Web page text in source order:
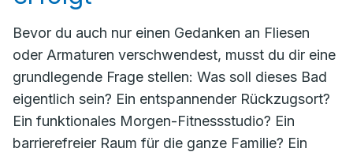
Bevor du auch nur einen Gedanken an Fliesen
oder Armaturen verschwendest, musst du dir eine
grundlegende Frage stellen: Was soll dieses Bad
eigentlich sein? Ein entspannender Rückzugsort?
Ein funktionales Morgen-Fitnessstudio? Ein
barrierefreier Raum für die ganze Familie? Ein